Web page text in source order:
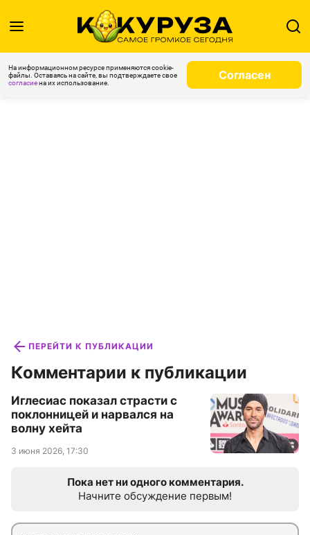
На информационном ресурсе применяются cookie-
файлы. Оставаясь на сайте, вы подтверждаете свое
согласиена их использование.
Согласен
ПЕРЕЙТИ К ПУБЛИКАЦИИ
Комментарии к публикации
Иглесиас показал страсти с
поклонницей и нарвался на
волну хейта
3 июня 2026, 17:30
Пока нет ни одного комментария.
Начните обсуждение первым!